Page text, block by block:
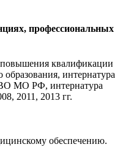
профессиональных
квалификации
интернатура
МО РФ, интернатура
2011, 2013 гг.
обеспечению.